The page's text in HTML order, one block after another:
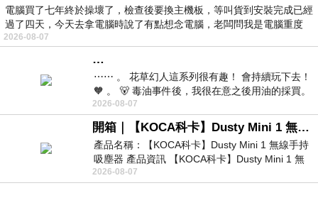
電腦買了七年終於操壞了，檢查後要換主機板，等叫貨到安裝完成已經
過了四天，今天去拿電腦時說了有點想念電腦，老闆問我是電腦重度
2026-08-07
…
⋯⋯ 。 花草幻人這系列很有趣！ 會持續玩下去！
🧡 。 🐻 毒油事件後，我很在意之後用油的採買。
前天購買了我之前就很愛
2026-08-07
開箱｜【KOCA科卡】Dusty Mini 1 無線手持吸塵器
產品名稱：【KOCA科卡】Dusty Mini 1 無線手持
吸塵器 產品資訊 【KOCA科卡】Dusty Mini 1 無
線手持吸塵器評語： 能吸、能吹兼具兩
2026-08-07